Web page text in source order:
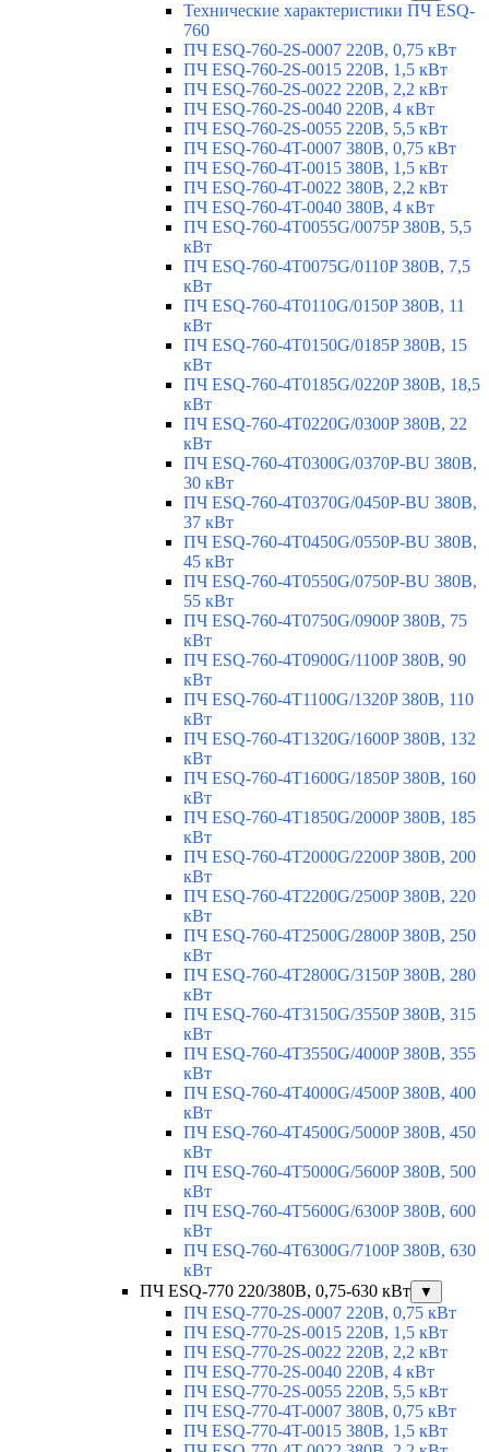
Технические характеристики ПЧ ESQ-
760
ПЧ ESQ-760-2S-0007 220В, 0,75 кВт
ПЧ ESQ-760-2S-0015 220В, 1,5 кВт
ПЧ ESQ-760-2S-0022 220В, 2,2 кВт
ПЧ ESQ-760-2S-0040 220В, 4 кВт
ПЧ ESQ-760-2S-0055 220В, 5,5 кВт
ПЧ ESQ-760-4T-0007 380В, 0,75 кВт
ПЧ ESQ-760-4T-0015 380В, 1,5 кВт
ПЧ ESQ-760-4T-0022 380В, 2,2 кВт
ПЧ ESQ-760-4T-0040 380В, 4 кВт
ПЧ ESQ-760-4T0055G/0075P 380В, 5,5
кВт
ПЧ ESQ-760-4T0075G/0110P 380В, 7,5
кВт
ПЧ ESQ-760-4T0110G/0150P 380В, 11
кВт
ПЧ ESQ-760-4T0150G/0185P 380В, 15
кВт
ПЧ ESQ-760-4T0185G/0220P 380В, 18,5
кВт
ПЧ ESQ-760-4T0220G/0300P 380В, 22
кВт
ПЧ ESQ-760-4T0300G/0370P-BU 380В,
30 кВт
ПЧ ESQ-760-4T0370G/0450P-BU 380В,
37 кВт
ПЧ ESQ-760-4T0450G/0550P-BU 380В,
45 кВт
ПЧ ESQ-760-4T0550G/0750P-BU 380В,
55 кВт
ПЧ ESQ-760-4T0750G/0900P 380В, 75
кВт
ПЧ ESQ-760-4T0900G/1100P 380В, 90
кВт
ПЧ ESQ-760-4T1100G/1320P 380В, 110
кВт
ПЧ ESQ-760-4T1320G/1600P 380В, 132
кВт
ПЧ ESQ-760-4T1600G/1850P 380В, 160
кВт
ПЧ ESQ-760-4T1850G/2000P 380В, 185
кВт
ПЧ ESQ-760-4T2000G/2200P 380В, 200
кВт
ПЧ ESQ-760-4T2200G/2500P 380В, 220
кВт
ПЧ ESQ-760-4T2500G/2800P 380В, 250
кВт
ПЧ ESQ-760-4T2800G/3150P 380В, 280
кВт
ПЧ ESQ-760-4T3150G/3550P 380В, 315
кВт
ПЧ ESQ-760-4T3550G/4000P 380В, 355
кВт
ПЧ ESQ-760-4T4000G/4500P 380В, 400
кВт
ПЧ ESQ-760-4T4500G/5000P 380В, 450
кВт
ПЧ ESQ-760-4T5000G/5600P 380В, 500
кВт
ПЧ ESQ-760-4T5600G/6300P 380В, 600
кВт
ПЧ ESQ-760-4T6300G/7100P 380В, 630
кВт
ПЧ ESQ-770 220/380В, 0,75-630 кВт
▼
ПЧ ESQ-770-2S-0007 220В, 0,75 кВт
ПЧ ESQ-770-2S-0015 220В, 1,5 кВт
ПЧ ESQ-770-2S-0022 220В, 2,2 кВт
ПЧ ESQ-770-2S-0040 220В, 4 кВт
ПЧ ESQ-770-2S-0055 220В, 5,5 кВт
ПЧ ESQ-770-4T-0007 380В, 0,75 кВт
ПЧ ESQ-770-4T-0015 380В, 1,5 кВт